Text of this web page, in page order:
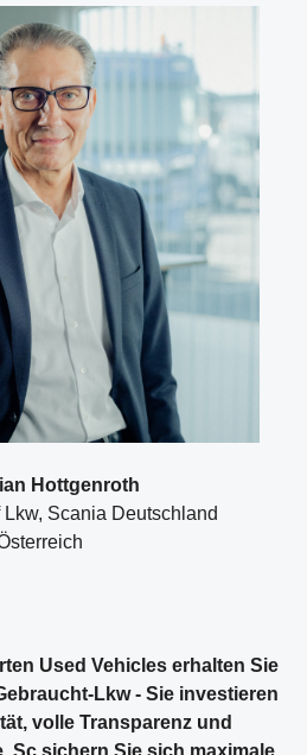
Hottgenroth
Lkw, Scania Deutschland
Used Vehicles erhalten Sie
Lkw - Sie investieren
volle Transparenz und
Sc sichern Sie sich maximale